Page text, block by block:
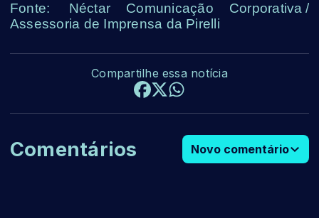
Fonte: Néctar Comunicação Corporativa /
Assessoria de Imprensa da Pirelli
Compartilhe essa notícia
Comentários Novo comentário